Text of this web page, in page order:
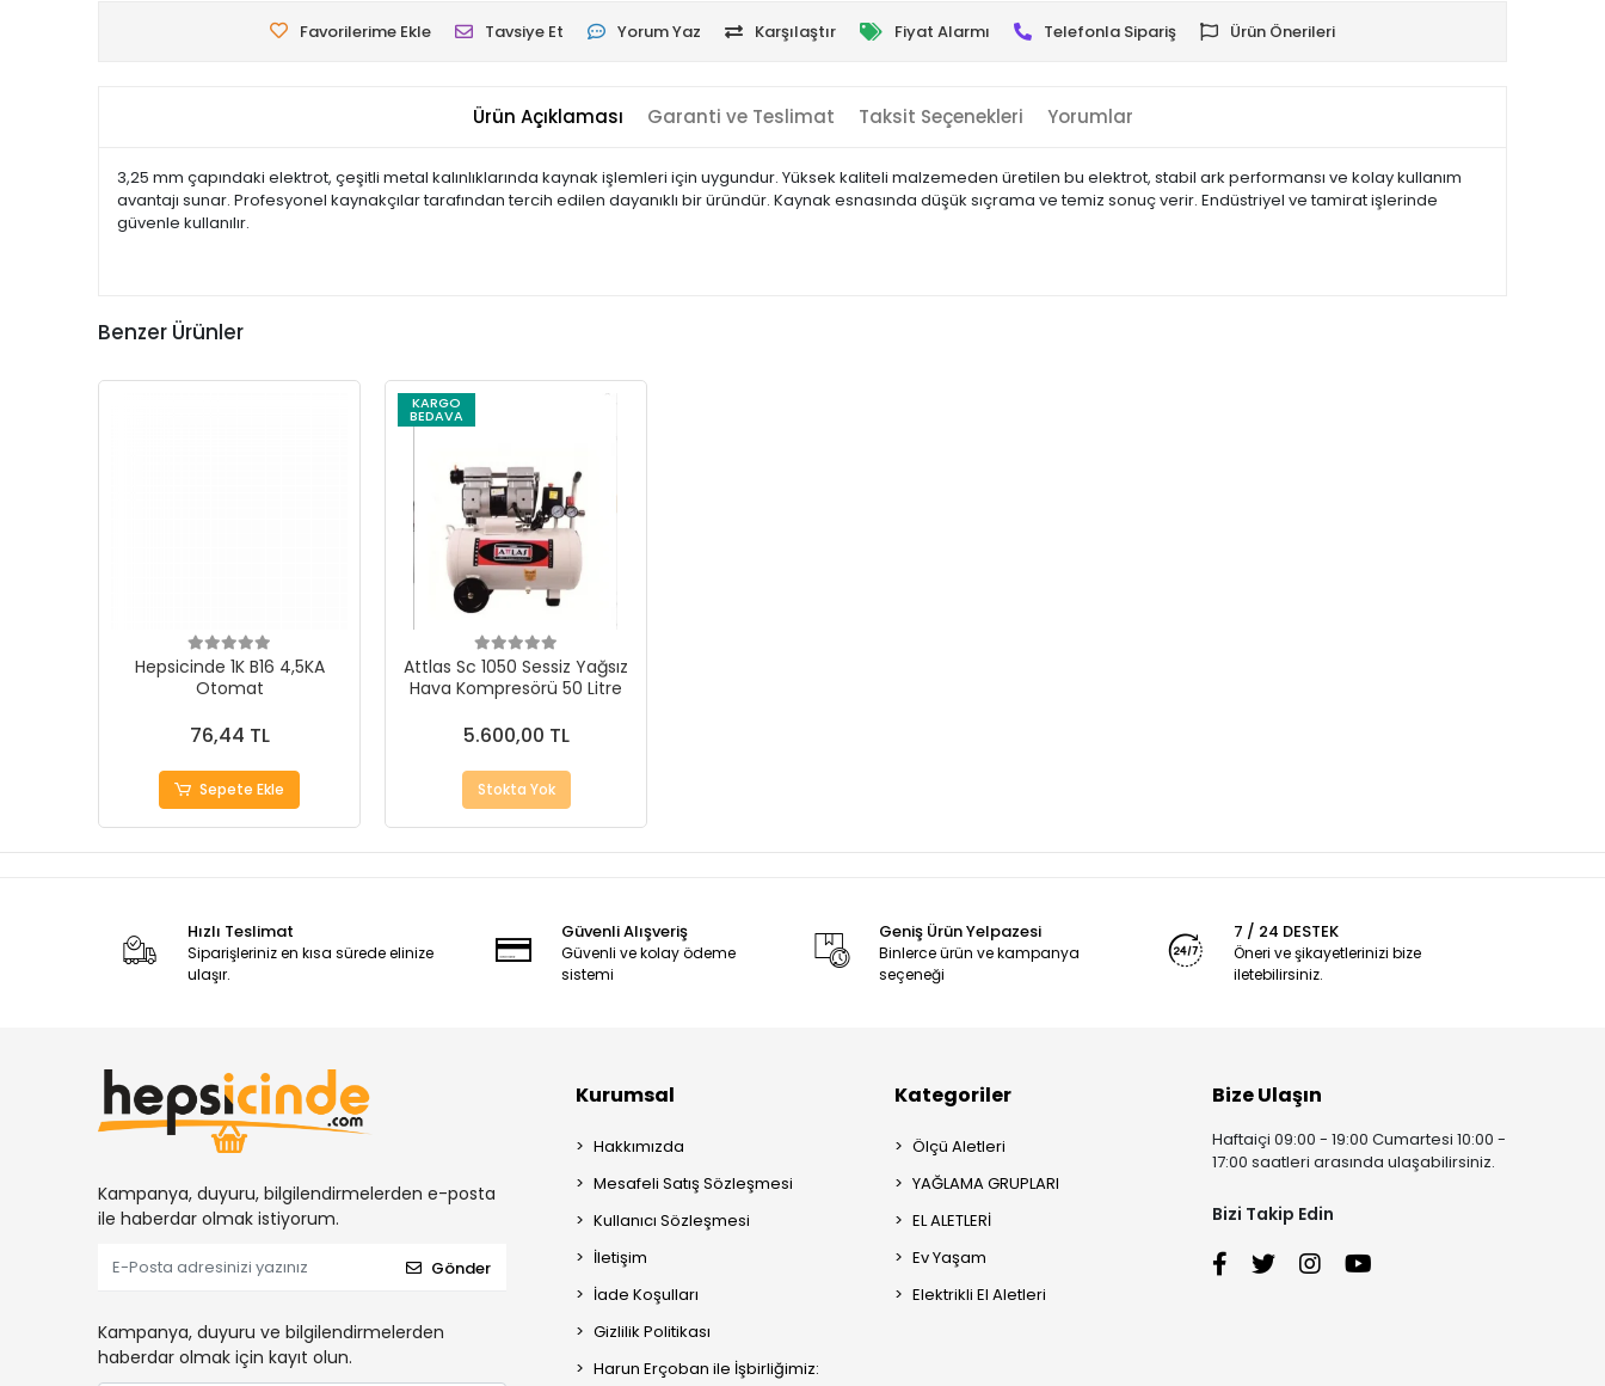
Favorilerime Ekle Tavsiye Et Yorum Yaz Karşılaştır Fiyat Alarmı Telefonla Sipariş Ürün Önerileri
Ürün Açıklaması Garanti ve Teslimat Taksit Seçenekleri Yorumlar
3,25 mm çapındaki elektrot, çeşitli metal kalınlıklarında kaynak işlemleri için uygundur. Yüksek kaliteli malzemeden üretilen bu elektrot, stabil ark performansı ve kolay kullanım
avantajı sunar. Profesyonel kaynakçılar tarafından tercih edilen dayanıklı bir üründür. Kaynak esnasında düşük sıçrama ve temiz sonuç verir. Endüstriyel ve tamirat işlerinde
güvenle kullanılır.
Benzer Ürünler
Hepsicinde 1K B16 4,5KA
Otomat
76,44 TL
Sepete Ekle
KARGO
BEDAVA
Attlas Sc 1050 Sessiz Yağsız
Hava Kompresörü 50 Litre
5.600,00 TL
Stokta Yok
Hızlı Teslimat
Siparişleriniz en kısa sürede elinize
ulaşır.
Güvenli Alışveriş
Güvenli ve kolay ödeme
sistemi
Geniş Ürün Yelpazesi
Binlerce ürün ve kampanya
seçeneği
7 / 24 DESTEK
Öneri ve şikayetlerinizi bize
iletebilirsiniz.
Kampanya, duyuru, bilgilendirmelerden e-posta
ile haberdar olmak istiyorum.
Gönder
Kampanya, duyuru ve bilgilendirmelerden
haberdar olmak için kayıt olun.
Kurumsal
Hakkımızda
Mesafeli Satış Sözleşmesi
Kullanıcı Sözleşmesi
İletişim
İade Koşulları
Gizlilik Politikası
Harun Erçoban ile İşbirliğimiz:
Kategoriler
Ölçü Aletleri
YAĞLAMA GRUPLARI
EL ALETLERİ
Ev Yaşam
Elektrikli El Aletleri
Bize Ulaşın
Haftaiçi 09:00 - 19:00 Cumartesi 10:00 -
17:00 saatleri arasında ulaşabilirsiniz.
Bizi Takip Edin